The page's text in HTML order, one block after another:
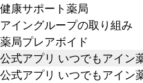
健康サポート薬局
アイングループの取り組み
薬局プレアボイド
公式アプリ いつでもアイン
公式アプリ いつでもアイン